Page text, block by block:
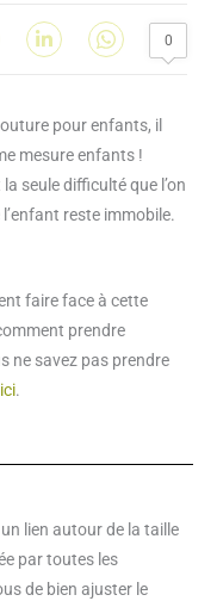
0
pour enfants, il
mesure enfants !
seule difficulté que l’on
reste immobile.
faire face à cette
prendre
ne savez pas prendre
.
lien autour de la taille
par toutes les
de bien ajuster le